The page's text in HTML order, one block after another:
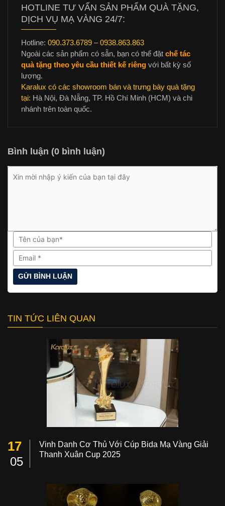
HOTLINE TƯ VẤN SẢN PHẨM QUÀ TẶNG,
DỊCH VỤ MẠ VÀNG 24/7:
Hotline: 090.373.6789 –0938.863.863
Ngoài các sản phẩm có sẵn, bạn có thể đặt chế tác
quà tặng theo yêu cầu thiết kế riêng với bất kỳ số
lượng.
Karalux có các showroom bán và trưng bày quà tặng
tại: Hà Nội, Đà Nẵng, TP. Hồ Chí Minh (HCM) và chi
nhánh trên toàn quốc.
Bình luận (0 bình luận)
TIN TỨC LIÊN QUAN
17
05
Vinh Danh Cơ Thủ Với Cúp Bida Mạ Vàng Giải
Thanh Xuân Cup 2025